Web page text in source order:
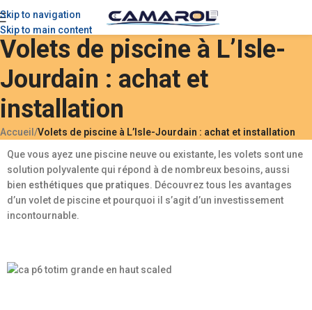
Skip to navigation
Skip to main content
Volets de piscine à L’Isle-
Jourdain : achat et
installation
Accueil /Volets de piscine à L’Isle-Jourdain : achat et installation
Que vous ayez une piscine neuve ou existante, les volets sont une
solution polyvalente qui répond à de nombreux besoins, aussi
bien esthétiques que pratiques. Découvrez tous les avantages
d’un volet de piscine et pourquoi il s’agit d’un investissement
incontournable.